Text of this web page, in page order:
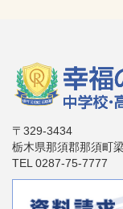
〒329-3434
栃木県那須郡那須町
TEL 0287-75-7777